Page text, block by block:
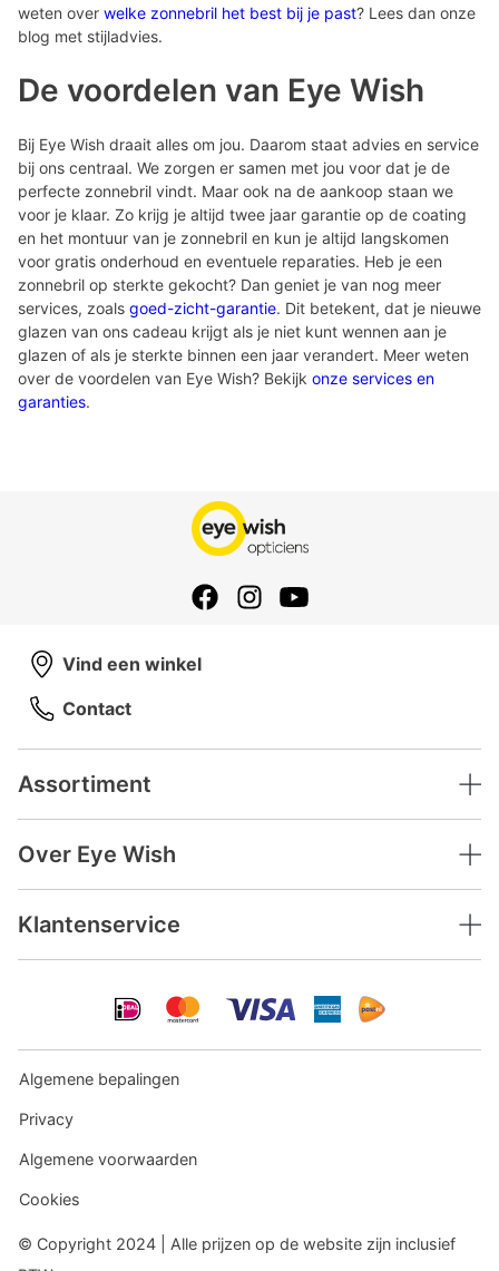
weten over welke zonnebril het best bij je past? Lees dan onze
blog met stijladvies.
De voordelen van Eye Wish
Bij Eye Wish draait alles om jou. Daarom staat advies en service
bij ons centraal. We zorgen er samen met jou voor dat je de
perfecte zonnebril vindt. Maar ook na de aankoop staan we
voor je klaar. Zo krijg je altijd twee jaar garantie op de coating
en het montuur van je zonnebril en kun je altijd langskomen
voor gratis onderhoud en eventuele reparaties. Heb je een
zonnebril op sterkte gekocht? Dan geniet je van nog meer
services, zoals goed-zicht-garantie. Dit betekent, dat je nieuwe
glazen van ons cadeau krijgt als je niet kunt wennen aan je
glazen of als je sterkte binnen een jaar verandert. Meer weten
over de voordelen van Eye Wish? Bekijk onze services en
garanties.
Assortiment
Over Eye Wish
Klantenservice
Vind een winkel
Contact
© Copyright 2024 | Alle prijzen op de website zijn inclusief
Algemene bepalingen
Privacy
Algemene voorwaarden
Cookies